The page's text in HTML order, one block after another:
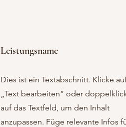
Leistungsname
Dies ist ein Textabschnitt. Klicke
„Text bearbeiten” oder
auf das Textfeld, um den Inhalt
anzupassen. Füge relevante Infos